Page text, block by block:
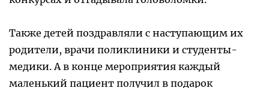
Также детей поздравляли с наступающим их
родители, врачи поликлиники и студенты-
медики. А в конце мероприятия каждый
маленький пациент получил в подарок